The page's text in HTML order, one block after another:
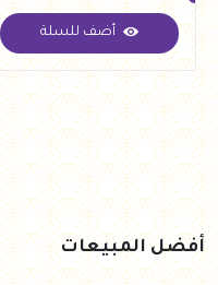
جنيه
أضف للسلة
أفضل المبيعات